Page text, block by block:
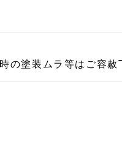
の塗装ムラ等はご容赦